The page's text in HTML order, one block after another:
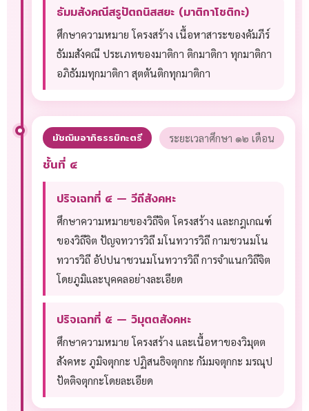
ธัมมสังคณีสรูปัตถนิสสยะ (มาติกาโชติกะ)
ศึกษาความหมาย โครงสร้าง เนื้อหาสาระของคัมภีร์
ธัมมสังคณี ประเภทของมาติกา ติกมาติกา ทุกมาติกา
อภิธัมมทุกมาติกา สุตตันติกทุกมาติกา
มัชฌิมอาภิธรรมิกะตรี ระยะเวลาศึกษา ๑๒ เดือน
ชั้นที่ ๔
ปริจเฉทที่ ๔ — วีถีสังคหะ
ศึกษาความหมายของวิถีจิต โครงสร้าง และกฎเกณฑ์
ของวิถีจิต ปัญจทวารวิถี มโนทวารวิถี กามชวนมโน
ทวารวิถี อัปปนาชวนมโนทวารวิถี การจำแนกวิถีจิต
โดยภูมิและบุคคลอย่างละเอียด
ปริจเฉทที่ ๕ — วิมุตตสังคหะ
ศึกษาความหมาย โครงสร้าง และเนื้อหาของวิมุตต
สังคหะ ภูมิจตุกกะ ปฏิสนธิจตุกกะ กัมมจตุกกะ มรณุป
ปัตติจตุกกะโดยละเอียด